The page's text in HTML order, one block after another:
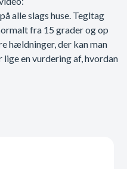
alle slags huse. Tegltag
fra 15 grader og op
hældninger, der kan man
en vurdering af, hvordan